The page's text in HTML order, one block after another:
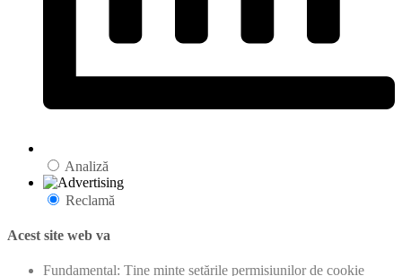
Analiză
Reclamă
Acest site web va
Fundamental: Ține minte setările permisiunilor de cookie